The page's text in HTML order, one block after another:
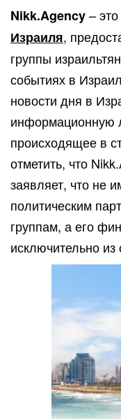
Nikk.Agency–
Израиля,
группы
событиях в
новости дня в
информационную
происходящее в
отметить, что
заявляет, что не
политическим
группам, а его
исключительно из